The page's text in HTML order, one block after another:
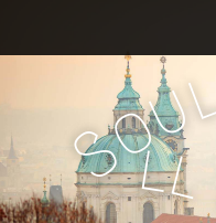
e
n
u
i
c
n
Sou
ll